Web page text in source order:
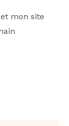
mon site